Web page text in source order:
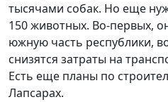
тысячами собак. Но еще
150 животных. Во-первых,
южную часть республики,
снизятся затраты на
Есть еще планы по
Лапсарах.